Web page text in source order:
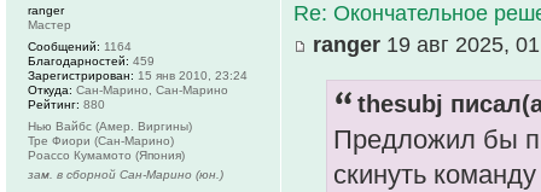
Re: Окончательное
ranger 19 авг 2025,
thesubj
Предложил бы
скинуть
ranger
Мастер
Сообщений: 1164
Благодарностей: 459
Зарегистрирован: 15 янв 2010, 23:24
Откуда: Сан-Марино, Сан-Марино
Рейтинг: 880
Нью Вайбс (Амер. Виргины)
Тре Фиори (Сан-Марино)
Роассо Кумамото (Япония)
зам. в сборной Сан-Марино (юн.)